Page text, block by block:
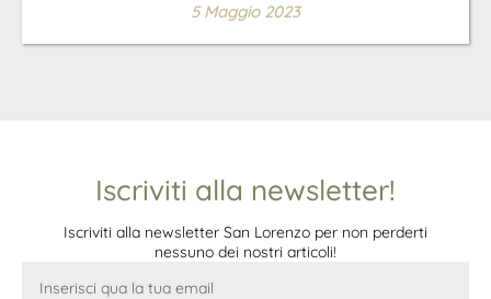
5 Maggio 2023
Iscriviti alla newsletter!
Iscriviti alla newsletter San Lorenzo per non perderti
nessuno dei nostri articoli!